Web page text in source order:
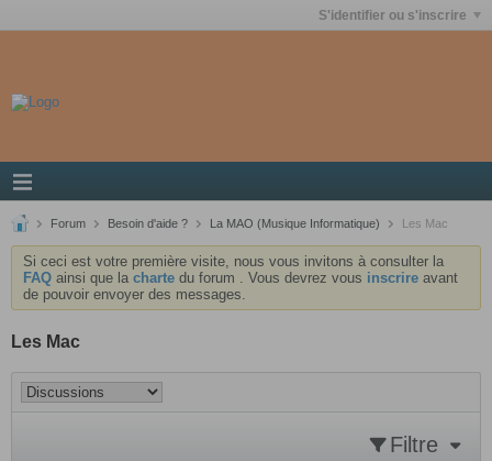
S'identifier ou s'inscrire
Forum Besoin d'aide ? La MAO (Musique Informatique) Les Mac
Si ceci est votre première visite, nous vous invitons à consulter la
FAQ ainsi que la charte du forum . Vous devrez vous inscrire avant
de pouvoir envoyer des messages.
Les Mac
Filtre